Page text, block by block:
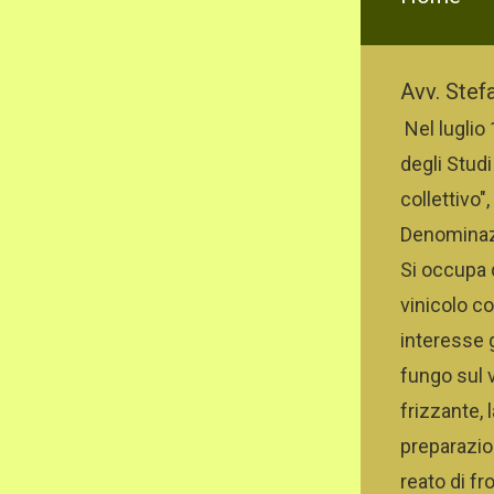
Avv.
Nel
degli
Si occupa
vinicolo
interesse
fungo sul
frizzante,
reato di